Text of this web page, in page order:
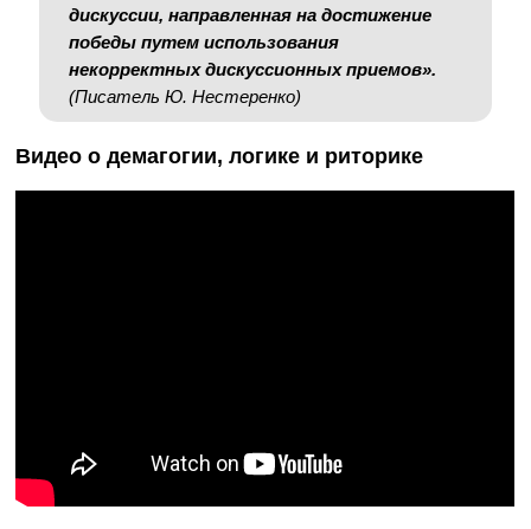
дискуссии, направленная на достижение
победы путем использования
некорректных дискуссионных приемов».
(Писатель Ю. Нестеренко)
Видео о демагогии, логике и риторике